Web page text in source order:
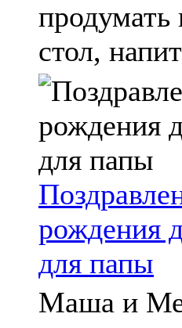
продумать
стол,
рождения
для папы
Маша и